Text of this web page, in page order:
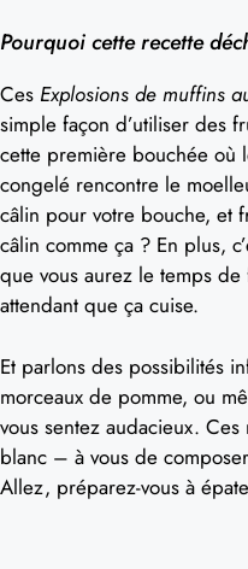
Pourquoi cette recette
Ces Explosions de muffins
simple façon d’utiliser des
cette première bouchée où
congelé rencontre le
câlin pour votre bouche, et
câlin comme ça ? En plus,
que vous aurez le temps
attendant que ça cuise.
Et parlons des possibilités
morceaux de pomme, ou
vous sentez audacieux.
blanc – à vous de
Allez, préparez-vous à